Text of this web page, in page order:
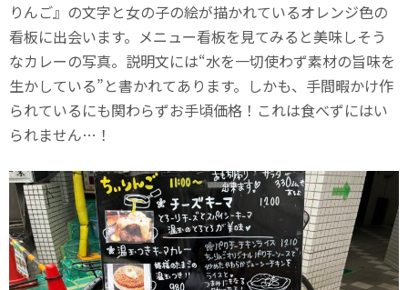
りんご』の文字と女の子の絵が描かれているオレンジ色の
看板に出会います。メニュー看板を見てみると美味しそう
なカレーの写真。説明文には“水を一切使わず素材の旨味を
生かしている”と書かれてあります。しかも、手間暇かけ作
られているにも関わらずお手頃価格！これは食べずにはい
られません…！